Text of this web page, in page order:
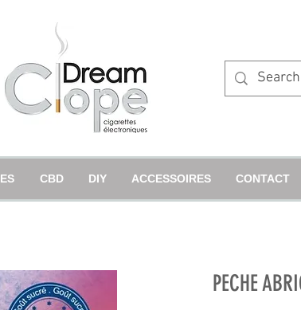
PECHE
CBD DIY ACCESSOIRES CONTACT